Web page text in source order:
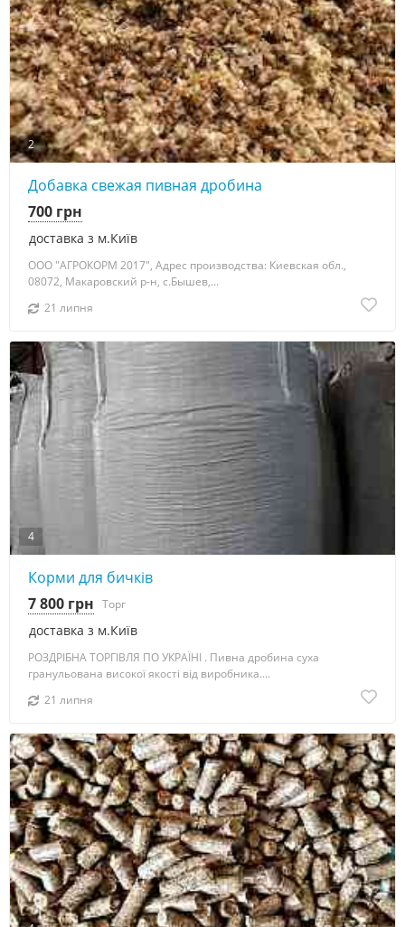
2
Добавка свежая пивная дробина
доставка з м.Київ
700 грн
ООО "АГРОКОРМ 2017", Адрес производства: Киевская обл.,
08072, Макаровский р-н, с.Бышев,...
21 липня
4
Корми для бичків
доставка з м.Київ
7 800 грн Торг
РОЗДРІБНА ТОРГІВЛЯ ПО УКРАЇНІ . Пивна дробина суха
гранульована високої якості від виробника....
21 липня